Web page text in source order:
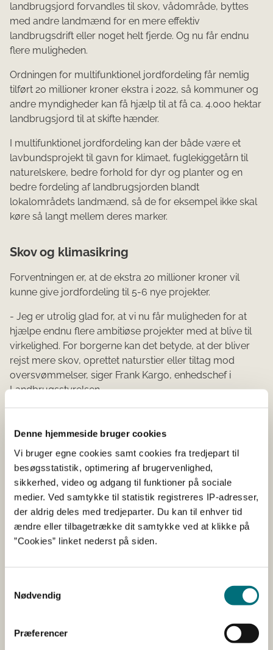
Denne hjemmeside bruger cookies
Vi bruger egne cookies samt cookies fra tredjepart til
besøgsstatistik, optimering af brugervenlighed,
sikkerhed, video og adgang til funktioner på sociale
medier. Ved samtykke til statistik registreres IP-adresser,
der aldrig deles med tredjeparter. Du kan til enhver tid
ændre eller tilbagetrække dit samtykke ved at klikke på
”Cookies” linket nederst på siden.
Nødvendig
Præferencer
landbrugsjord forvandles til skov, vådområde, byttes
med andre landmænd for en mere effektiv
landbrugsdrift eller noget helt fjerde. Og nu får endnu
flere muligheden.
Ordningen for multifunktionel jordfordeling får nemlig
tilført 20 millioner kroner ekstra i 2022, så kommuner og
andre myndigheder kan få hjælp til at få ca. 4.000 hektar
landbrugsjord til at skifte hænder.
I multifunktionel jordfordeling kan der både være et
lavbundsprojekt til gavn for klimaet, fuglekiggetårn til
naturelskere, bedre forhold for dyr og planter og en
bedre fordeling af landbrugsjorden blandt
lokalområdets landmænd, så de for eksempel ikke skal
køre så langt mellem deres marker.
Skov og klimasikring
Forventningen er, at de ekstra 20 millioner kroner vil
kunne give jordfordeling til 5-6 nye projekter.
- Jeg er utrolig glad for, at vi nu får muligheden for at
hjælpe endnu flere ambitiøse projekter med at blive til
virkelighed. For borgerne kan det betyde, at der bliver
rejst mere skov, oprettet naturstier eller tiltag mod
oversvømmelser, siger Frank Kargo, enhedschef i
Landbrugsstyrelsen.
besluttet at tilføre ordningen 20 millioner kroner ekstra,
realiseret. Det bliver muligt at søge om multifunktionel
jordfordeling fra den 15. marts og igen den 15.
september 2022.
FAKTA om multifunktionel jordfordeling
Ordningen, som kommunerne og Naturstyrelsen
2020.
multifunktionel jordfordeling af cirka 5.600 hektar i
Tønder, Viborg, Svendborg, Assens, Aarhus,